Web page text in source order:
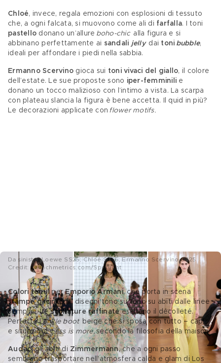
Chloé, invece, regala emozioni con esplosioni di tessuto
che, a ogni falcata, si muovono come ali di farfalla. I toni
pastello donano un’allure boho-chic alla figura e si
abbinano perfettamente ai sandali jelly dai toni bubble,
ideali per affondare i piedi nella sabbia.
Ermanno Scervino gioca sui toni vivaci del giallo, il colore
dell’estate. Le sue proposte sono iper-femminili e
donano un tocco malizioso con l’intimo a vista. La scarpa
con plateau slancia la figura è bene accetta. Il quid in più?
Le decorazioni applicate con flower motifs.
Da sinistra Loewe SS25; Chloé SS25; Ermanno Scervino SS25
Credit: Launchmetrics.com/Spotlight
Colori tenui per Emporio Armani, che porta in scena
stampe glicine dai disegni tono su tono su abiti dalle linee
semplici. Le scollature raffinate esaltano il décolleté.
Perfetto l’ankle boot beige che si sposa con tutto – capi
e situazioni. Less is more, secondo la filosofia della maison.
Audaci gli abiti di Zimmermann, che a ogni passo
sembrano trasportare nell’atmosfera calda e glam di Los